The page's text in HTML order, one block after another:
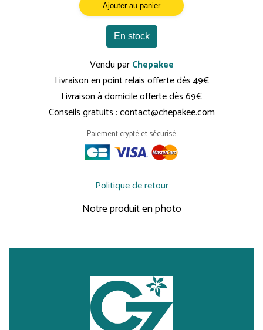
Ajouter au panier
En stock
Vendu parChepakee
Livraison en point relais offerte dès 49€
Livraison à domicile offerte dès 69€
Conseils gratuits : contact@chepakee.com
Paiement crypté et sécurisé
Politique de retour
Notre produit en photo